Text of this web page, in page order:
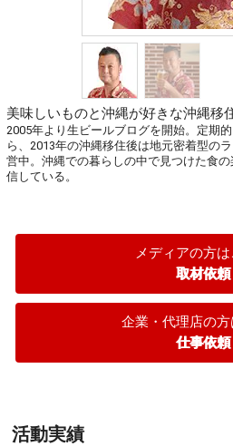
美味しいものと沖縄が好きな沖縄移
2005年より生ビールブログを開始。定期
ら、2013年の沖縄移住後は地元密着型の
営中。沖縄での暮らしの中で見つけた食
信している。
メディアの方は
取材依頼
企業・代理店の方
仕事依頼
活動実績